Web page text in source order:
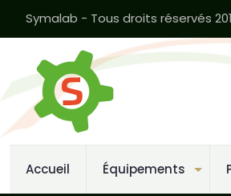
Symalab - Tous droits réservés
Accueil Équipements